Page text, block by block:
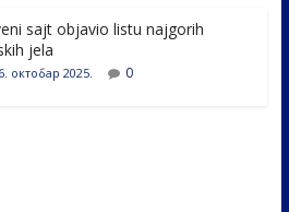
sajt objavio listu najgorih
jela
октобар 2025. 0